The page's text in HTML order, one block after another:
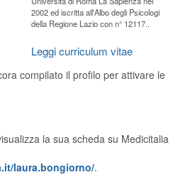
CERCA
online
in cloud
2002 ed iscritta all'Albo degli Psicologi
della Regione Lazio con n° 12117..
Leggi curriculum vitae
compilato il profilo per attivare le
la sua scheda su Medicitalia
laura.bongiorno/.